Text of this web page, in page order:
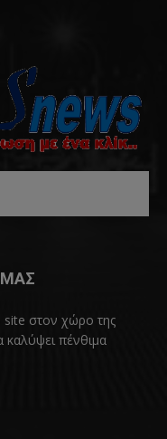
site στον χώρο της
καλύψει πένθιμα